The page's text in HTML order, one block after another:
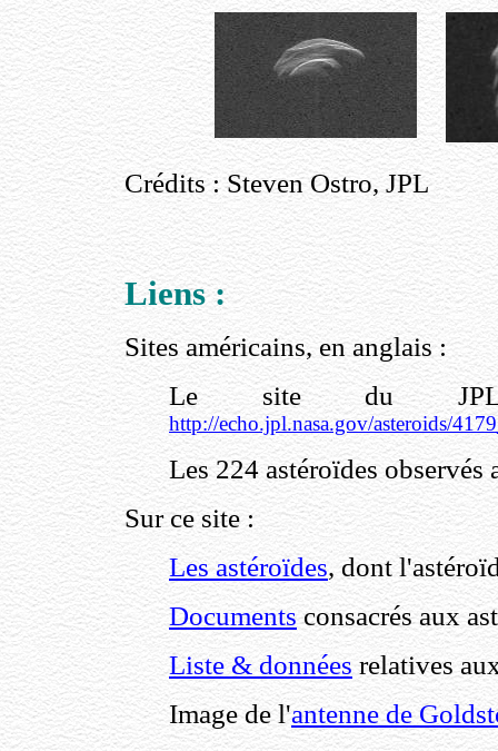
Crédits : Steven Ostro, JPL
Liens :
Sites américains, en anglais :
Le site du
http://echo.jpl.nasa.gov/asteroids/
Les 224 astéroïdes observés
Sur ce site :
Les astéroïdes, dont
Documentsconsacrés aux
Liste & données relatives
Image de l'antenne de